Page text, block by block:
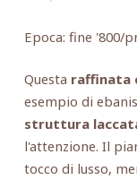
Epoca: fine '800/
Questa raffinata
esempio di
struttura
l'attenzione. Il
tocco di lusso,